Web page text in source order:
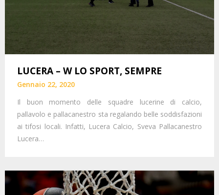
LUCERA – W LO SPORT, SEMPRE
Gennaio 22, 2020
Il buon momento delle squadre lucerine di calcio,
pallavolo e pallacanestro sta regalando belle soddisfazioni
ai tifosi locali. Infatti, Lucera Calcio, Sveva Pallacanestro
Lucera…